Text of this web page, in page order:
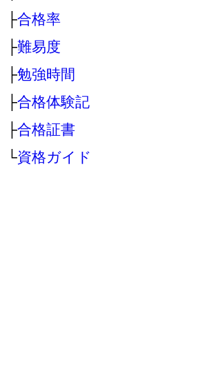
├合格率
├難易度
├勉強時間
├合格体験記
├合格証書
└資格ガイド